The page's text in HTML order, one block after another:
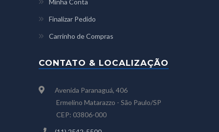
Finalizar Pedido
Carrinho de Compras
CONTATO & LOCALIZAÇÃO
Avenida Paranaguá, 406
Ermelino Matarazzo - São Paulo/SP
CEP: 03806-000